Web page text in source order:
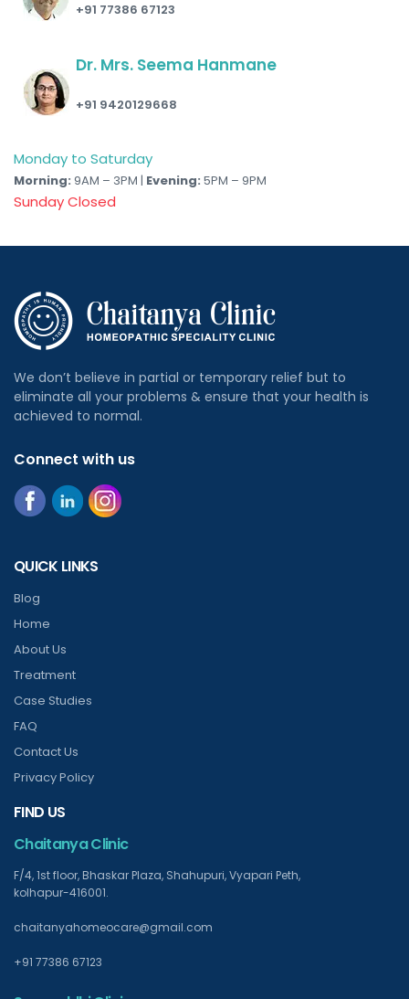
+91 77386 67123
Dr. Mrs. Seema Hanmane
+91 9420129668
Monday to Saturday
Morning: 9AM – 3PM | Evening: 5PM – 9PM
Sunday Closed
We don’t believe in partial or temporary relief but to
eliminate all your problems & ensure that your health is
achieved to normal.
Connect with us
QUICK LINKS
Blog
Home
About Us
Treatment
Case Studies
FAQ
Contact Us
Privacy Policy
FIND US
Chaitanya Clinic
F/4, 1st floor, Bhaskar Plaza, Shahupuri, Vyapari Peth,
kolhapur-416001.
chaitanyahomeocare@gmail.com
+91 77386 67123